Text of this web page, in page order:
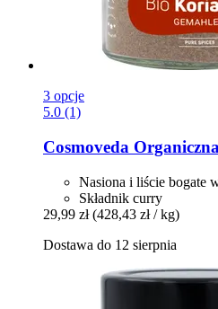
3 opcje
5.0 (1)
Cosmoveda
Nasiona i liście bogate
Składnik curry
29,99 zł (428,43 zł / kg)
Dostawa do 12 sierpnia